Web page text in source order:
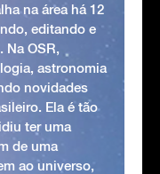
na área há 12
editando e
OSR,
astronomia
novidades
Ela é tão
ter uma
de uma
ao universo,